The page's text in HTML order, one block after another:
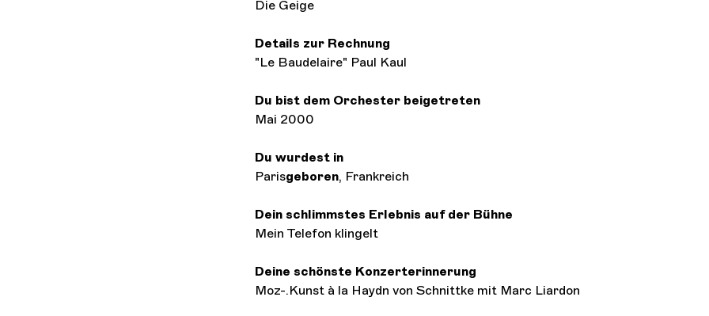
Die Geige
Details zur Rechnung
"Le Baudelaire" Paul Kaul
Du bist dem Orchester beigetreten
Mai 2000
Du wurdest in
Parisgeboren, Frankreich
Dein schlimmstes Erlebnis auf der Bühne
Mein Telefon klingelt
Deine schönste Konzerterinnerung
Moz-.Kunst à la Haydn von Schnittke mit Marc Liardon